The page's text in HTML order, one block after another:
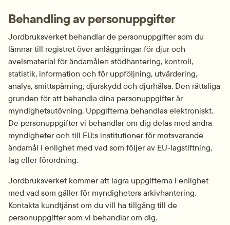
Behandling av personuppgifter
Jordbruksverket behandlar de personuppgifter som du
lämnar till registret över anläggningar för djur och
avelsmaterial för ändamålen stödhantering, kontroll,
statistik, information och för uppföljning, utvärdering,
analys, smittspårning, djurskydd och djurhälsa. Den rättsliga
grunden för att behandla dina personuppgifter är
myndighetsutövning. Uppgifterna behandlas elektroniskt.
De personuppgifter vi behandlar om dig delas med andra
myndigheter och till EU:s institutioner för motsvarande
ändamål i enlighet med vad som följer av EU-lagstiftning,
lag eller förordning.
Jordbruksverket kommer att lagra uppgifterna i enlighet
med vad som gäller för myndigheters arkivhantering.
Kontakta kundtjänst om du vill ha tillgång till de
personuppgifter som vi behandlar om dig.